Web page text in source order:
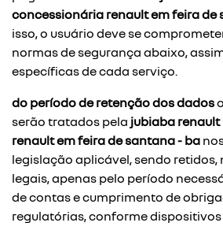
concessionária renault em feira de
isso, o usuário deve se
normas de segurança abaixo,
específicas de cada serviço.
do período de retenção dos dados
serão tratados pela jubiaba
renault em feira de santana - ba
legislação aplicável, sendo retidos,
legais, apenas pelo período
de contas e cumprimento de
regulatórias, conforme